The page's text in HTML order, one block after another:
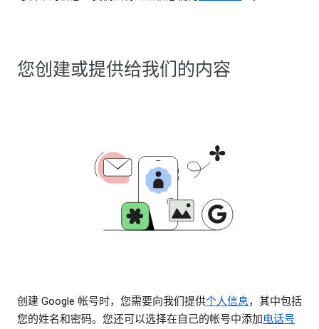
您创建或提供给我们的内容
创建 Google 帐号时，您需要向我们提供个人信息，其中包括
您的姓名和密码。您还可以选择在自己的帐号中添加电话号